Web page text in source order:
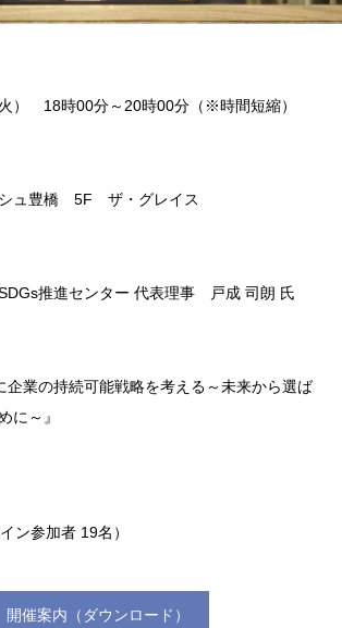
） 18時00分～20時00分（※時間短縮）
シュ豊橋 5F ザ・グレイス
推進センター 代表理事 戸成 司朗 氏
企業の持続可能戦略を考える～未来から選ば
に～』
ン参加者 19名）
開催案内（ダウンロード）